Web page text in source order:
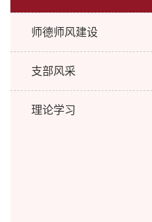
师德师风建设
支部风采
理论学习